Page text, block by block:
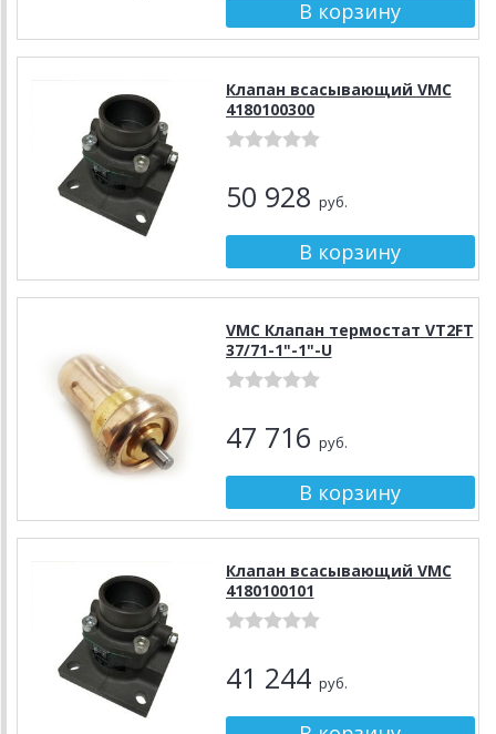
Клапан всасывающий VMC
4180100300
50 928 руб.
VMC Клапан термостат VT2FT
37/71-1"-1"-U
47 716 руб.
Клапан всасывающий VMC
4180100101
41 244 руб.